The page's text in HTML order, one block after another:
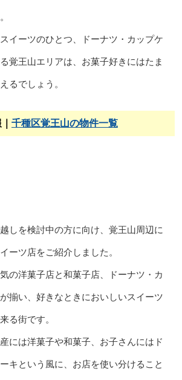
イーツのひとつ、ドーナツ・カップケ
覚王山エリアは、お菓子好きにはたま
るでしょう。
千種区覚王山の物件一覧
しを検討中の方に向け、覚王山周辺に
ーツ店をご紹介しました。
の洋菓子店と和菓子店、ドーナツ・カ
揃い、好きなときにおいしいスイーツ
る街です。
には洋菓子や和菓子、お子さんにはド
キという風に、お店を使い分けること